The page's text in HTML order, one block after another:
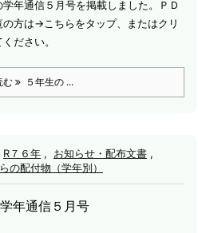
学年通信５月号を掲載しました。
ＰＤ
の方は→こちらをタップ、またはクリ
ださい。
む ５年生の ...
R７６年 , お知らせ・配布文書 ,
の配付物（学年別）
年通信５月号